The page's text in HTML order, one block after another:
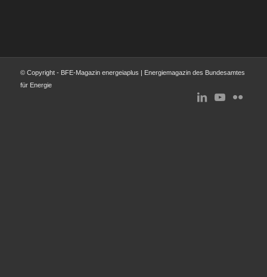
© Copyright - BFE-Magazin energeiaplus | Energiemagazin des Bundesamtes
für Energie